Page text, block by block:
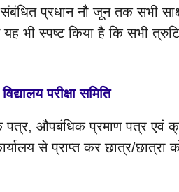
प्रधान नौ जून तक सभी
यह भी स्पष्ट किया है कि सभी
परीक्षा समिति
पत्र, औपबंधिक प्रमाण पत्र एवं
कार्यालय से प्राप्त कर छात्र/